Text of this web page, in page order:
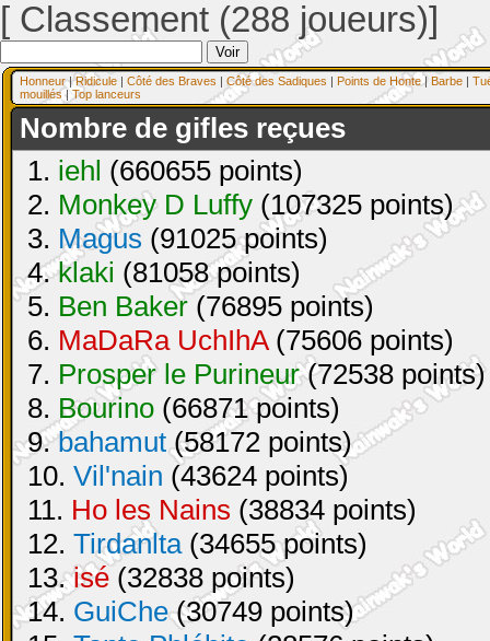
[ Classement (288 joueurs)]
Honneur|Ridicule | Côté des Braves | Côté des Sadiques | Points de Honte| Barbe |
mouillés| Top lanceurs
Nombre de gifles reçues
1. iehl (660655 points)
2. Monkey D Luffy (107325 points)
3. Magus (91025 points)
4.klaki (81058 points)
5. Ben Baker (76895 points)
6. MaDaRa UchIhA(75606 points)
7. Prosper le Purineur(72538 points)
8. Bourino (66871 points)
9.bahamut(58172 points)
10. Vil'nain (43624 points)
11. Ho les Nains (38834 points)
12. Tirdanlta(34655 points)
13.isé (32838 points)
14. GuiChe(30749 points)